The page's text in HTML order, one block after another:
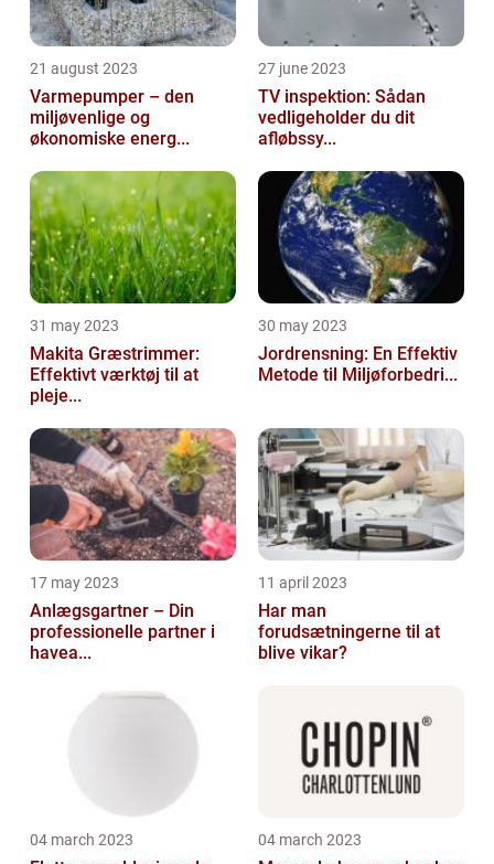
21 august 2023
Varmepumper – den
miljøvenlige og
økonomiske energ...
27 june 2023
TV inspektion: Sådan
vedligeholder du dit
afløbssy...
31 may 2023
Makita Græstrimmer:
Effektivt værktøj til at
pleje...
30 may 2023
Jordrensning: En Effektiv
Metode til Miljøforbedri...
17 may 2023
Anlægsgartner – Din
professionelle partner i
havea...
11 april 2023
Har man
forudsætningerne til at
blive vikar?
04 march 2023 04 march 2023